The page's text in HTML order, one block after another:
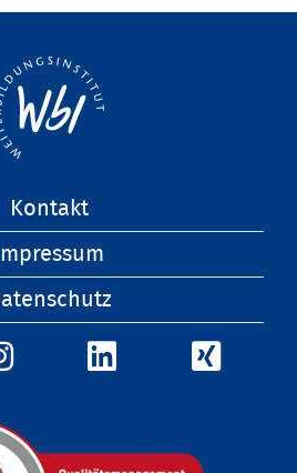
Kontakt
Impressum